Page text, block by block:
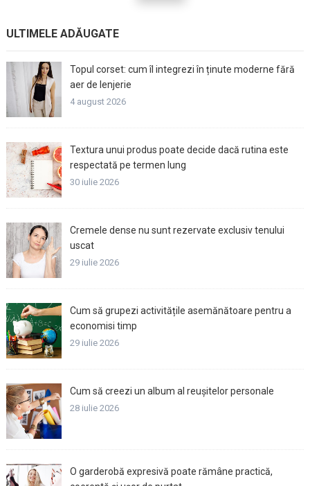
ULTIMELE ADĂUGATE
Topul corset: cum îl integrezi în ținute moderne fără
aer de lenjerie
4 august 2026
Textura unui produs poate decide dacă rutina este
respectată pe termen lung
30 iulie 2026
Cremele dense nu sunt rezervate exclusiv tenului
uscat
29 iulie 2026
Cum să grupezi activitățile asemănătoare pentru a
economisi timp
29 iulie 2026
Cum să creezi un album al reușitelor personale
28 iulie 2026
O garderobă expresivă poate rămâne practică,